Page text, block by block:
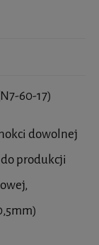
60-17)
dowolnej
produkcji